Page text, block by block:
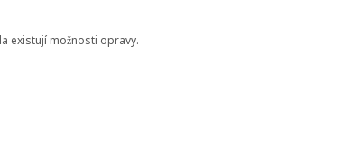
existují možnosti opravy.